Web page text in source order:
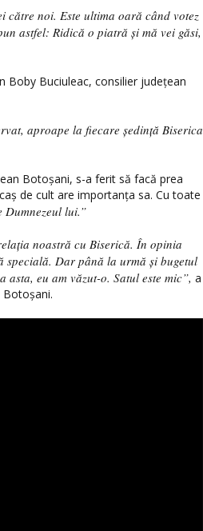
către noi. Este ultima oară când votez
astfel: Ridică o piatră și mă vei găsi,
Boby Buciuleac, consilier județean
aproape la fiecare ședință Biserica
Botoșani, s-a ferit să facă prea
de cult are importanța sa. Cu toate
Dumnezeul lui.”
noastră cu Biserică. În opinia
specială. Dar până la urmă și bugetul
eu am văzut-o. Satul este mic”, a
Botoșani.